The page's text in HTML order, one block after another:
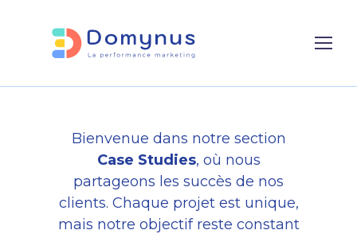
Our Case Studies
Bienvenue dans notre section
Case Studies, où nous
partageons les succès de nos
clients. Chaque projet est unique,
mais notre objectif reste constant